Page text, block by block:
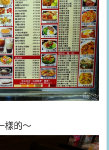
樣的～